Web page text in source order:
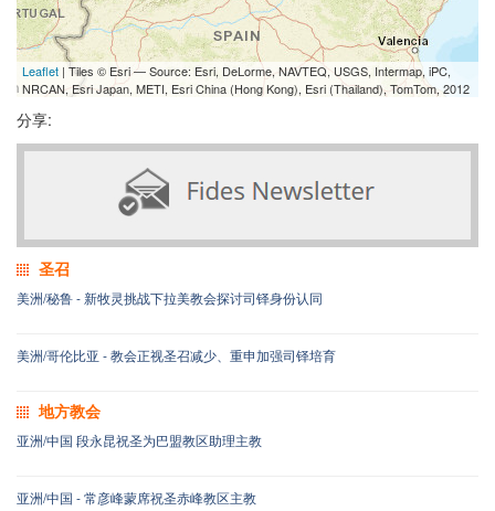
Leaflet | Tiles © Esri — Source: Esri, DeLorme, NAVTEQ, USGS, Intermap, iPC,
NRCAN, Esri Japan, METI, Esri China (Hong Kong), Esri (Thailand), TomTom, 2012
分享:
圣召
美洲/秘鲁 - 新牧灵挑战下拉美教会探讨司铎身份认同
美洲/哥伦比亚 - 教会正视圣召减少、重申加强司铎培育
地方教会
亚洲/中国 段永昆祝圣为巴盟教区助理主教
亚洲/中国 - 常彦峰蒙席祝圣赤峰教区主教